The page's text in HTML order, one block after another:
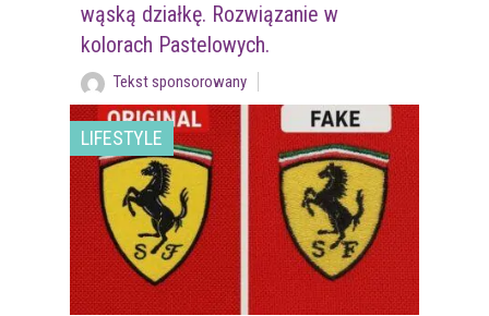
wąską działkę. Rozwiązanie w
kolorach Pastelowych.
Tekst sponsorowany
LIFESTYLE